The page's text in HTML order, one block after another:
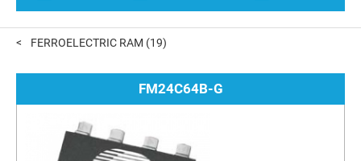
FERROELECTRIC RAM (19)
FM24C64B-G